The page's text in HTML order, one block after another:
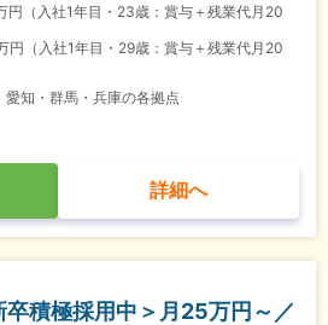
円（入社1年目・23歳：賞与＋残業代月20
円（入社1年目・29歳：賞与＋残業代月20
愛知・群馬・兵庫の各拠点
詳細へ
卒積極採用中＞月25万円～／